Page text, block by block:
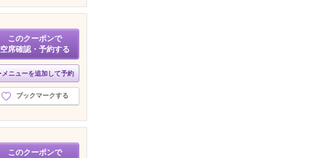
このクーポンで
空席確認・予約する
メニューを追加して予約
ブックマークする
このクーポンで